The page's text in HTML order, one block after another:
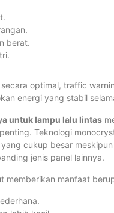
berat.
optimal, traffic
energi yang stabil
untuk lampu lalu lintas
Teknologi
cukup besar
jenis panel lainnya.
memberikan manfaat